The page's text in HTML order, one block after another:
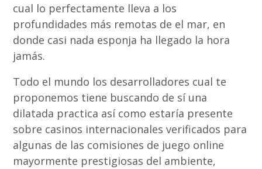
cual lo perfectamente lleva a los
profundidades más remotas de el mar, en
donde casi nada esponja ha llegado la hora
jamás.
Todo el mundo los desarrolladores cual te
proponemos tiene buscando de sí una
dilatada practica así­ como estaría presente
sobre casinos internacionales verificados para
algunas de las comisiones de juego online
mayormente prestigiosas del ambiente,